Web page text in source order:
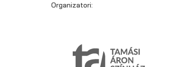
Organizatori: